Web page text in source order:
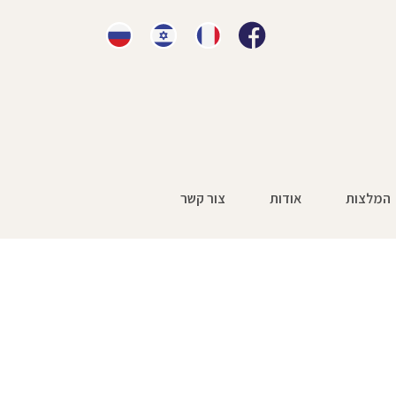
המלצות אודות צור קשר